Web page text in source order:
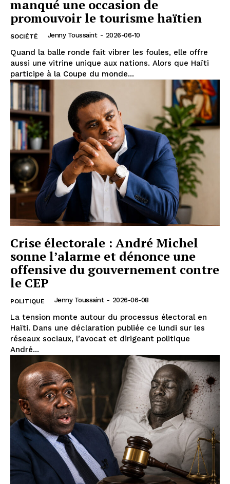
manqué une occasion de
promouvoir le tourisme haïtien
SOCIÉTÉ Jenny Toussaint - 2026-06-10
Quand la balle ronde fait vibrer les foules, elle offre
aussi une vitrine unique aux nations. Alors que Haïti
participe à la Coupe du monde...
Crise électorale : André Michel
sonne l’alarme et dénonce une
offensive du gouvernement contre
le CEP
POLITIQUE Jenny Toussaint - 2026-06-08
La tension monte autour du processus électoral en
Haïti. Dans une déclaration publiée ce lundi sur les
réseaux sociaux, l’avocat et dirigeant politique
André...